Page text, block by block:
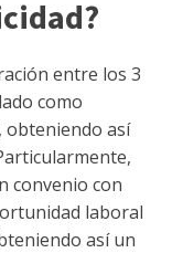
entre los 3
como
obteniendo así
convenio con
laboral
así un